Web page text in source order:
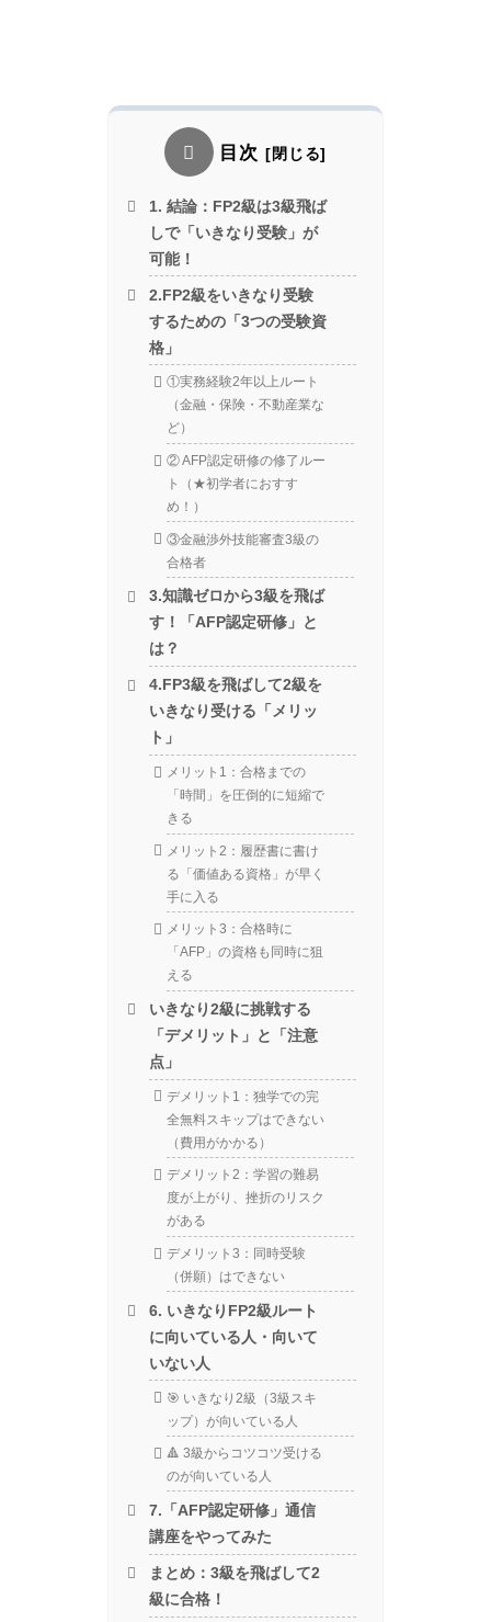
目次
1. 結論：FP2級は3級飛ば
しで「いきなり受験」が
可能！
2.FP2級をいきなり受験
するための「3つの受験資
格」
①実務経験2年以上ルート
（金融・保険・不動産業な
ど）
② AFP認定研修の修了ルー
ト（★初学者におすす
め！）
③金融渉外技能審査3級の
合格者
3.知識ゼロから3級を飛ば
す！「AFP認定研修」と
は？
4.FP3級を飛ばして2級を
いきなり受ける「メリッ
ト」
メリット1：合格までの
「時間」を圧倒的に短縮で
きる
メリット2：履歴書に書け
る「価値ある資格」が早く
手に入る
メリット3：合格時に
「AFP」の資格も同時に狙
える
いきなり2級に挑戦する
「デメリット」と「注意
点」
デメリット1：独学での完
全無料スキップはできない
（費用がかかる）
デメリット2：学習の難易
度が上がり、挫折のリスク
がある
デメリット3：同時受験
（併願）はできない
6. いきなりFP2級ルート
に向いている人・向いて
いない人
🎯 いきなり2級（3級スキ
ップ）が向いている人
🔺 3級からコツコツ受ける
のが向いている人
7.「AFP認定研修」通信
講座をやってみた
まとめ：3級を飛ばして2
級に合格！